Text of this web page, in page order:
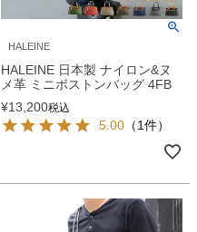
HALEINE
HALEINE 日本製 ナイロン&ヌ
メ革 ミニボストンバッグ 4FB
¥13,200税込
5.00 （1件）